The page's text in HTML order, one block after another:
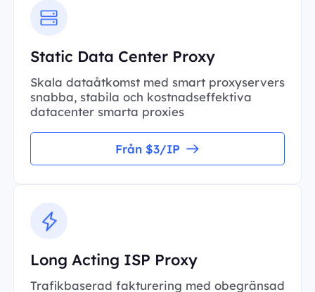
Static Data Center Proxy
Skala dataåtkomst med smart proxyservers
snabba, stabila och kostnadseffektiva
datacenter smarta proxies
Från $3/IP
Long Acting ISP Proxy
Trafikbaserad fakturering med obegränsad